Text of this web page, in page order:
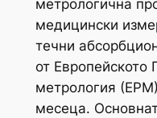
метрологична
медицински
течни
от Европейското
метрология
месеца.